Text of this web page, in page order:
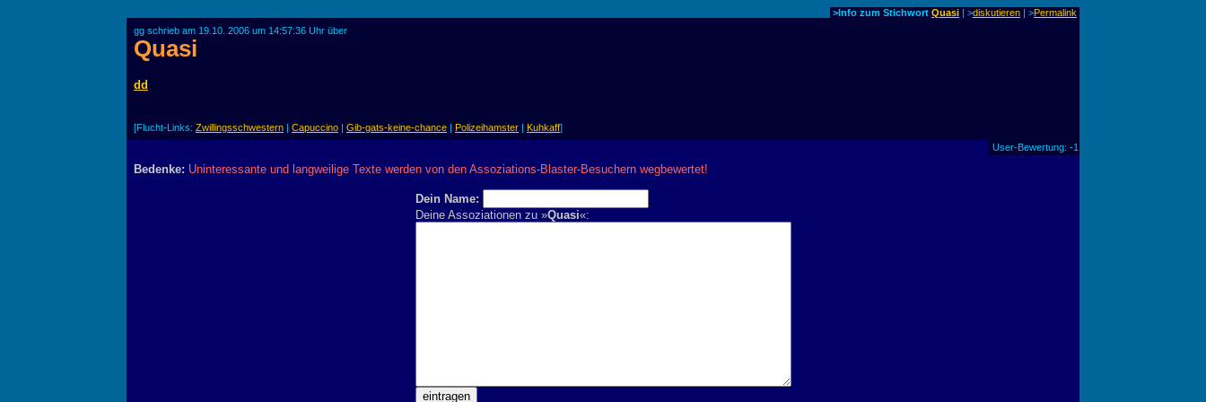
>Info zum Stichwort Quasi | >diskutieren | >Permalink
gg schrieb am 19.10. 2006 um 14:57:36 Uhr über
Quasi
dd
[Flucht-Links: Zwillingsschwestern | Capuccino | Gib-gats-keine-chance | Polizeihamster | Kuhkaff]
User-Bewertung: -1
Bedenke: Uninteressante und langweilige Texte werden von den Assoziations-Blaster-Besuchern wegbewertet!
Dein Name:
Deine Assoziationen zu »Quasi«: